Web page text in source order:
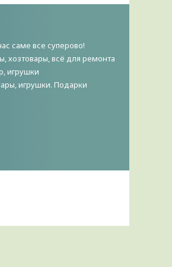
саме все суперово!
хозтовары, всё для ремонта
игрушки
игрушки. Подарки